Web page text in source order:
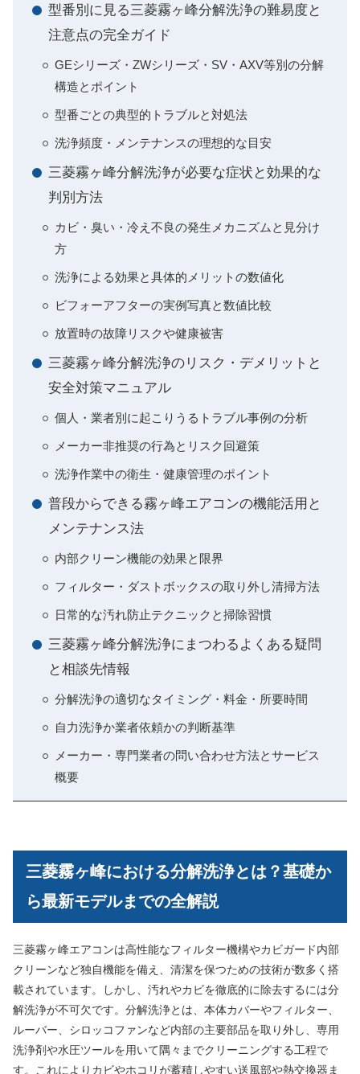
型番別に見る三菱霧ヶ峰分解洗浄の難易度と
注意点の完全ガイド
GEシリーズ・ZWシリーズ・SV・AXV等別の分解
構造とポイント
型番ごとの典型的トラブルと対処法
洗浄頻度・メンテナンスの理想的な目安
三菱霧ヶ峰分解洗浄が必要な症状と効果的な
判別方法
カビ・臭い・冷え不良の発生メカニズムと見分け
方
洗浄による効果と具体的メリットの数値化
ビフォーアフターの実例写真と数値比較
放置時の故障リスクや健康被害
三菱霧ヶ峰分解洗浄のリスク・デメリットと
安全対策マニュアル
個人・業者別に起こりうるトラブル事例の分析
メーカー非推奨の行為とリスク回避策
洗浄作業中の衛生・健康管理のポイント
普段からできる霧ヶ峰エアコンの機能活用と
メンテナンス法
内部クリーン機能の効果と限界
フィルター・ダストボックスの取り外し清掃方法
日常的な汚れ防止テクニックと掃除習慣
三菱霧ヶ峰分解洗浄にまつわるよくある疑問
と相談先情報
分解洗浄の適切なタイミング・料金・所要時間
自力洗浄か業者依頼かの判断基準
メーカー・専門業者の問い合わせ方法とサービス
概要
三菱霧ヶ峰における分解洗浄とは？基礎か
ら最新モデルまでの全解説
三菱霧ヶ峰エアコンは高性能なフィルター機構やカビガード内部
クリーンなど独自機能を備え、清潔を保つための技術が数多く搭
載されています。しかし、汚れやカビを徹底的に除去するには分
解洗浄が不可欠です。分解洗浄とは、本体カバーやフィルター、
ルーバー、シロッコファンなど内部の主要部品を取り外し、専用
洗浄剤や水圧ツールを用いて隅々までクリーニングする工程で
す。これによりカビやホコリが蓄積しやすい送風部や熱交換器ま